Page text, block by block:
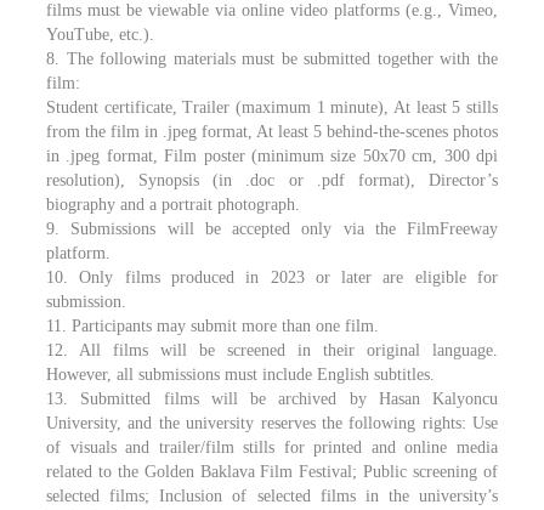
films must be viewable via online video platforms (e.g., Vimeo,
YouTube, etc.).
8. The following materials must be submitted together with the
film:
Student certificate, Trailer (maximum 1 minute), At least 5 stills
from the film in .jpeg format, At least 5 behind-the-scenes photos
in .jpeg format, Film poster (minimum size 50x70 cm, 300 dpi
resolution), Synopsis (in .doc or .pdf format), Director’s
biography and a portrait photograph.
9. Submissions will be accepted only via the FilmFreeway
platform.
10. Only films produced in 2023 or later are eligible for
submission.
11. Participants may submit more than one film.
12. All films will be screened in their original language.
However, all submissions must include English subtitles.
13. Submitted films will be archived by Hasan Kalyoncu
University, and the university reserves the following rights: Use
of visuals and trailer/film stills for printed and online media
related to the Golden Baklava Film Festival; Public screening of
selected films; Inclusion of selected films in the university’s